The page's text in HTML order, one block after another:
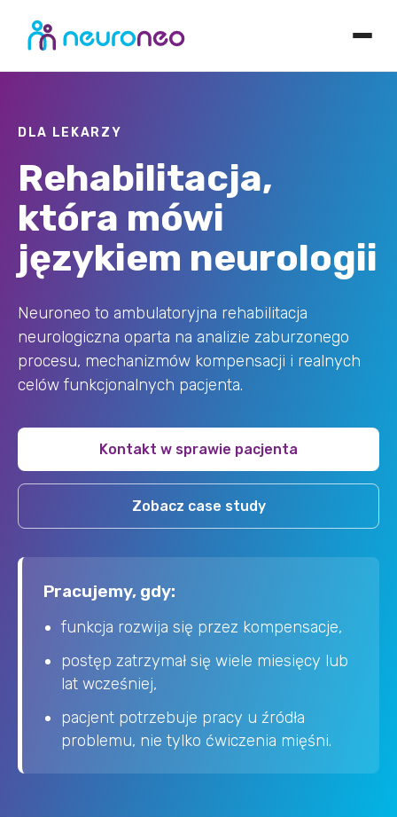
DLA LEKARZY
Rehabilitacja,
która mówi
językiem neurologii
Neuroneo to ambulatoryjna rehabilitacja
neurologiczna oparta na analizie zaburzonego
procesu, mechanizmów kompensacji i realnych
celów funkcjonalnych pacjenta.
Kontakt w sprawie pacjenta
Zobacz case study
Pracujemy, gdy:
funkcja rozwija się przez kompensacje,
postęp zatrzymał się wiele miesięcy lub
lat wcześniej,
pacjent potrzebuje pracy u źródła
problemu, nie tylko ćwiczenia mięśni.